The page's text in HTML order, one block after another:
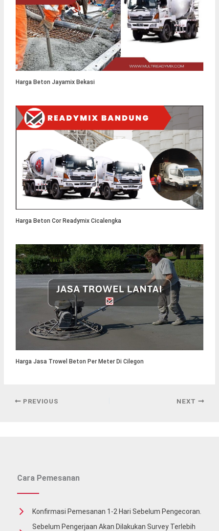
Harga Beton Jayamix Bekasi
Harga Beton Cor Readymix Cicalengka
Harga Jasa Trowel Beton Per Meter Di Cilegon
PREVIOUS NEXT
Cara Pemesanan
Konfirmasi Pemesanan 1-2 Hari Sebelum Pengecoran.
Sebelum Pengerjaan Akan Dilakukan Survey Terlebih